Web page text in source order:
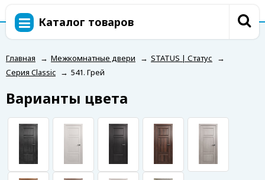
Каталог товаров
Главная → Межкомнатные двери → STATUS | Статус
→
Серия Classic → 541. Грей
Варианты цвета